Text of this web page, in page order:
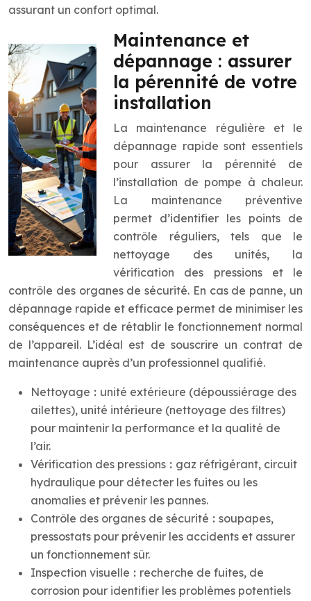
assurant un confort optimal.
Maintenance et
dépannage : assurer
la pérennité de votre
installation
La maintenance régulière et le
dépannage rapide sont essentiels
pour assurer la pérennité de
l’installation de pompe à chaleur.
La maintenance préventive
permet d’identifier les points de
contrôle réguliers, tels que le
nettoyage des unités, la
vérification des pressions et le
contrôle des organes de sécurité. En cas de panne, un
dépannage rapide et efficace permet de minimiser les
conséquences et de rétablir le fonctionnement normal
de l’appareil. L’idéal est de souscrire un contrat de
maintenance auprès d’un professionnel qualifié.
Nettoyage : unité extérieure (dépoussiérage des
ailettes), unité intérieure (nettoyage des filtres)
pour maintenir la performance et la qualité de
l’air.
Vérification des pressions : gaz réfrigérant, circuit
hydraulique pour détecter les fuites ou les
anomalies et prévenir les pannes.
Contrôle des organes de sécurité : soupapes,
pressostats pour prévenir les accidents et assurer
un fonctionnement sûr.
Inspection visuelle : recherche de fuites, de
corrosion pour identifier les problèmes potentiels